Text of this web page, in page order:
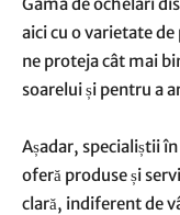
aici cu o varietate
ne proteja cât mai
soarelui și pentru a
Așadar, specialiștii
oferă produse și
clară, indiferent de